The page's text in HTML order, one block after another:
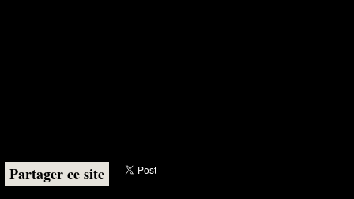
Partager ce site